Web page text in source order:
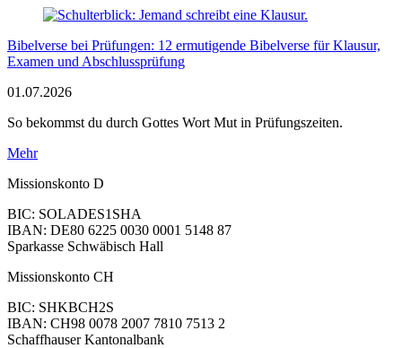
Bibelverse bei Prüfungen: 12 ermutigende Bibelverse für Klausur,
Examen und Abschlussprüfung
01.07.2026
So bekommst du durch Gottes Wort Mut in Prüfungszeiten.
Mehr
Missionskonto D
BIC: SOLADES1SHA
IBAN: DE80 6225 0030 0001 5148 87
Sparkasse Schwäbisch Hall
Missionskonto CH
BIC: SHKBCH2S
IBAN: CH98 0078 2007 7810 7513 2
Schaffhauser Kantonalbank